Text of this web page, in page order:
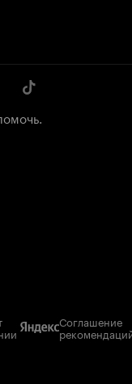
Соглашение